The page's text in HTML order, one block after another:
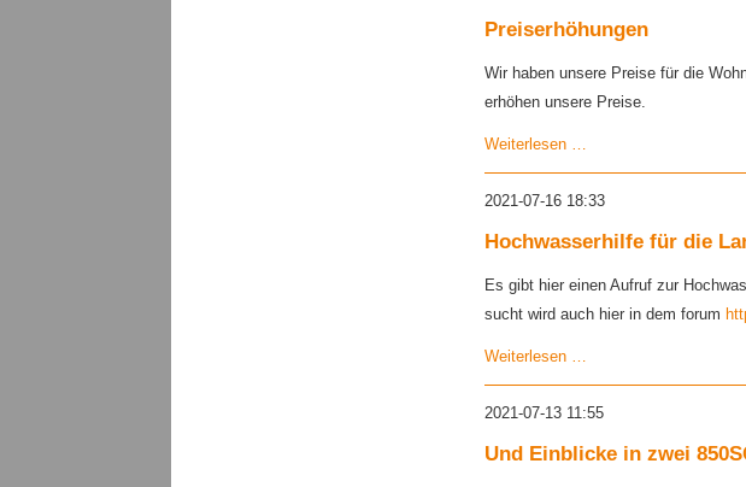
Preiserhöhungen
Wir haben unsere Preise für die
erhöhen unsere Preise.
Weiterlesen …
2021-07-16 18:33
Hochwasserhilfe für die
Es gibt hier einen Aufruf zur
sucht wird auch hier in dem forum
Weiterlesen …
die
-
2021-07-13 11:55
Und Einblicke in zwei